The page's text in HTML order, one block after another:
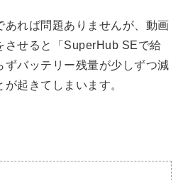
あれば問題ありませんが、動画
させると「SuperHub SEで給
ずバッテリー残量が少しずつ減
起きてしまいます。